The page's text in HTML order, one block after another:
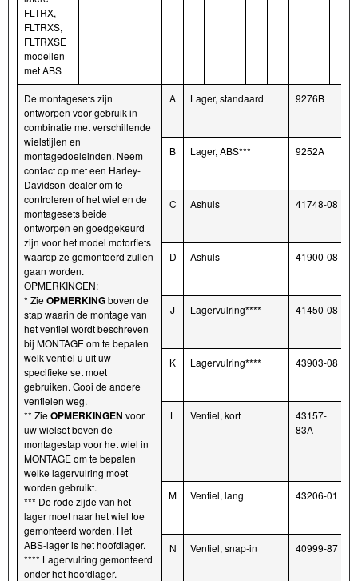
FLTRX,
FLTRXS,
FLTRXSE
modellen
met ABS
De montagesets zijn
ontworpen voor gebruik in
combinatie met verschillende
wielstijlen en
montagedoeleinden. Neem
contact op met een Harley-
Davidson-dealer om te
controleren of het wiel en de
montagesets beide
ontworpen en goedgekeurd
zijn voor het model motorfiets
waarop ze gemonteerd zullen
gaan worden.
OPMERKINGEN:
* ZieOPMERKINGboven de
stap waarin de montage van
het ventiel wordt beschreven
bij MONTAGE om te bepalen
welk ventiel u uit uw
specifieke set moet
gebruiken. Gooi de andere
ventielen weg.
** ZieOPMERKINGEN voor
uw wielset boven de
montagestap voor het wiel in
MONTAGE om te bepalen
welke lagervulring moet
worden gebruikt.
*** De rode zijde van het
lager moet naar het wiel toe
gemonteerd worden. Het
ABS-lager is het hoofdlager.
**** Lagervulring gemonteerd
onder het hoofdlager.
A Lager, standaard 9276B
B Lager, ABS*** 9252A
C Ashuls 41748-08
D Ashuls 41900-08
J Lagervulring**** 41450-08
K Lagervulring**** 43903-08
L Ventiel, kort
43157-
83A
M Ventiel, lang 43206-01
N Ventiel, snap-in 40999-87